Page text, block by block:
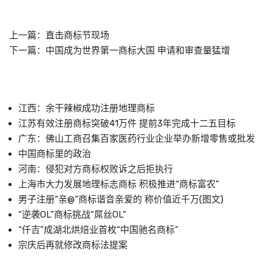
上一篇： 直击商标节现场
下一篇： 中国成为世界第一商标大国 申请和审查量猛增
江西：余干辣椒成功注册地理商标
江苏有效注册商标突破41万件 提前3年完成十二五目标
广东：佛山工商召集百家医药行业企业举办新增零售或批发
中国商标里的政治
河南：侵犯对方商标权败诉之后拒执行
上海市大力发展地理标志商标 积极推进“商标富农”
男子注册“亲@”商标谐音亲爱的 称价值近千万(图文)
“逆袭OL”商标挑战“屌丝OL”
“仟吉”成湖北烘焙业首枚“中国驰名商标”
宗庆后再就修改商标法提案